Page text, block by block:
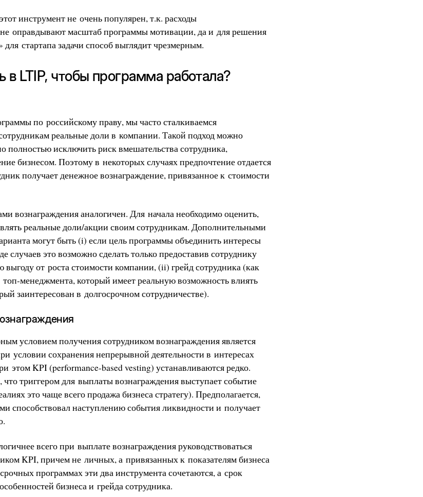
инструмент не очень популярен, т.к. расходы
оправдывают масштаб программы мотивации, да и для решения
стартапа задачи способ выглядит чрезмерным.
в LTIP, чтобы программа работала?
по российскому праву, мы часто сталкиваемся
реальные доли в компании. Такой подход можно
полностью исключить риск вмешательства сотрудника,
бизнесом. Поэтому в некоторых случаях предпочтение отдается
получает денежное вознаграждение, привязанное к стоимости
вознаграждения аналогичен. Для начала необходимо оценить,
реальные доли/акции своим сотрудникам. Дополнительными
могут быть (i) если цель программы объединить интересы
случаев это возможно сделать только предоставив сотруднику
от роста стоимости компании, (ii) грейд сотрудника (как
менеджмента, который имеет реальную возможность влиять
заинтересован в долгосрочном сотрудничестве).
условием получения сотрудником вознаграждения является
условии сохранения непрерывной деятельности в интересах
этом KPI (performance-based vesting) устанавливаются редко.
что триггером для выплаты вознаграждения выступает событие
это чаще всего продажа бизнеса стратегу). Предполагается,
способствовал наступлению события ликвидности и получает
всего при выплате вознаграждения руководствоваться
KPI, причем не личных, а привязанных к показателям бизнеса
программах эти два инструмента сочетаются, а срок
бизнеса и грейда сотрудника.